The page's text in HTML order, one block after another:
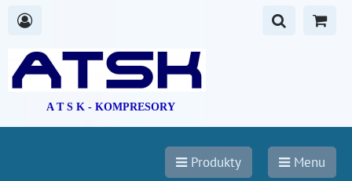
A T S K - KOMPRESORY
Produkty Menu